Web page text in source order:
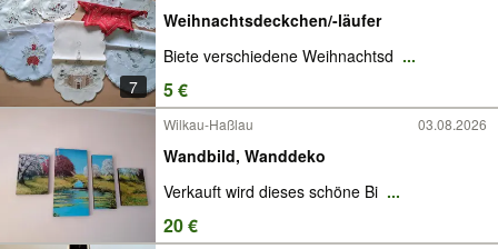
7
Weihnachtsdeckchen/-läufer
Biete verschiedene Weihnachtsd ...
5 €
Wilkau-Haßlau 03.08.2026
Wandbild, Wanddeko
Verkauft wird dieses schöne Bi ...
20 €